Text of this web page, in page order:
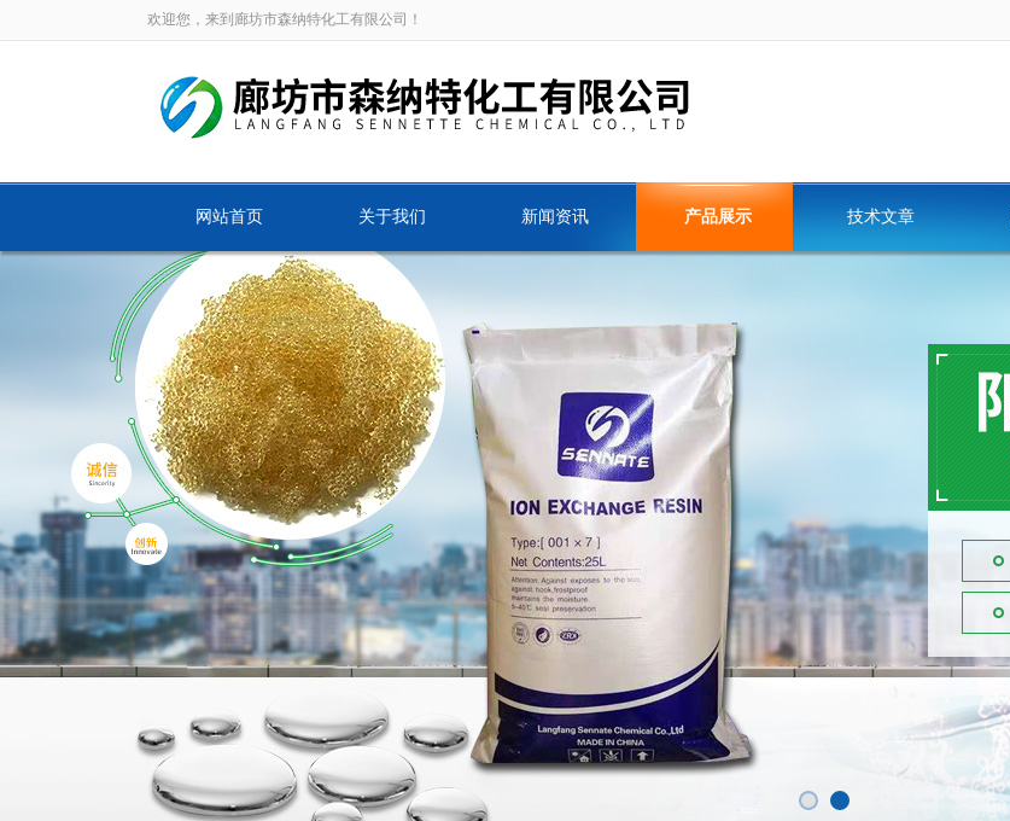
欢迎您，来到廊坊市森纳特化工有限公司！
网站首页 关于我们 新闻资讯 产品展示 技术文章